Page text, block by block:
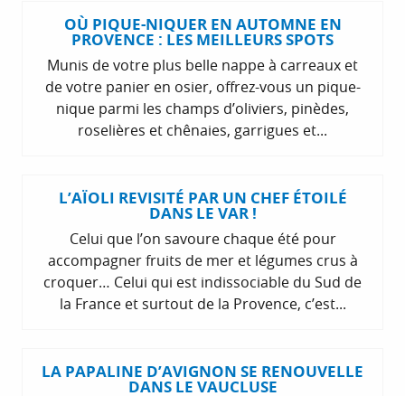
OÙ PIQUE-NIQUER EN AUTOMNE EN
PROVENCE : LES MEILLEURS SPOTS
Munis de votre plus belle nappe à carreaux et
de votre panier en osier, offrez-vous un pique-
nique parmi les champs d’oliviers, pinèdes,
roselières et chênaies, garrigues et...
L’AÏOLI REVISITÉ PAR UN CHEF ÉTOILÉ
DANS LE VAR !
Celui que l’on savoure chaque été pour
accompagner fruits de mer et légumes crus à
croquer… Celui qui est indissociable du Sud de
la France et surtout de la Provence, c’est...
LA PAPALINE D’AVIGNON SE RENOUVELLE
DANS LE VAUCLUSE